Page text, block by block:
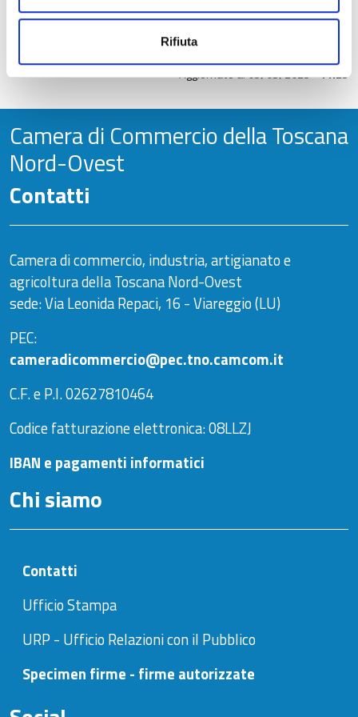
Rifiuta
Segreteria organizzativa
Ufficio Internazionalizzazione
Aggiornato al05/03/2025 - 11:25
Camera di Commercio della Toscana
Nord-Ovest
Contatti
Camera di commercio, industria, artigianato e
agricoltura della Toscana Nord-Ovest
sede: Via Leonida Repaci, 16 - Viareggio (LU)
PEC:
cameradicommercio@pec.tno.camcom.it
C.F. e P.I. 02627810464
Codice fatturazione elettronica: 08LLZJ
IBAN e pagamenti informatici
Chi siamo
Contatti
Ufficio Stampa
URP - Ufficio Relazioni con il Pubblico
Specimen firme - firme autorizzate